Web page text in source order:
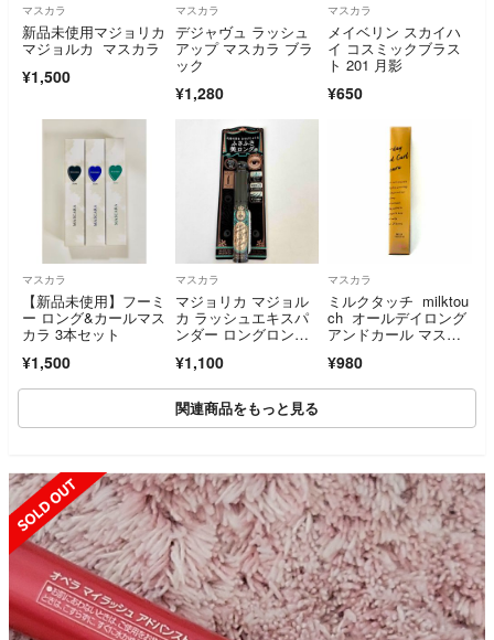
マスカラ
新品未使用マジョリカ
マジョルカ マスカラ
¥1,500
マスカラ
デジャヴュ ラッシュ
アップ マスカラ ブラ
ック
¥1,280
マスカラ
メイベリン スカイハ
イ コスミックブラス
ト 201 月影
¥650
マスカラ
【新品未使用】フーミ
ー ロング&カールマス
カラ 3本セット
¥1,500
マスカラ
マジョリカ マジョル
カ ラッシュエキスパ
ンダー ロングロング
目くっきりディファイ
ンブラック)
¥1,100
マスカラ
ミルクタッチ milktou
ch オールデイロング
アンドカール マスカ
ル
¥980
関連商品をもっと見る
SOLD OUT